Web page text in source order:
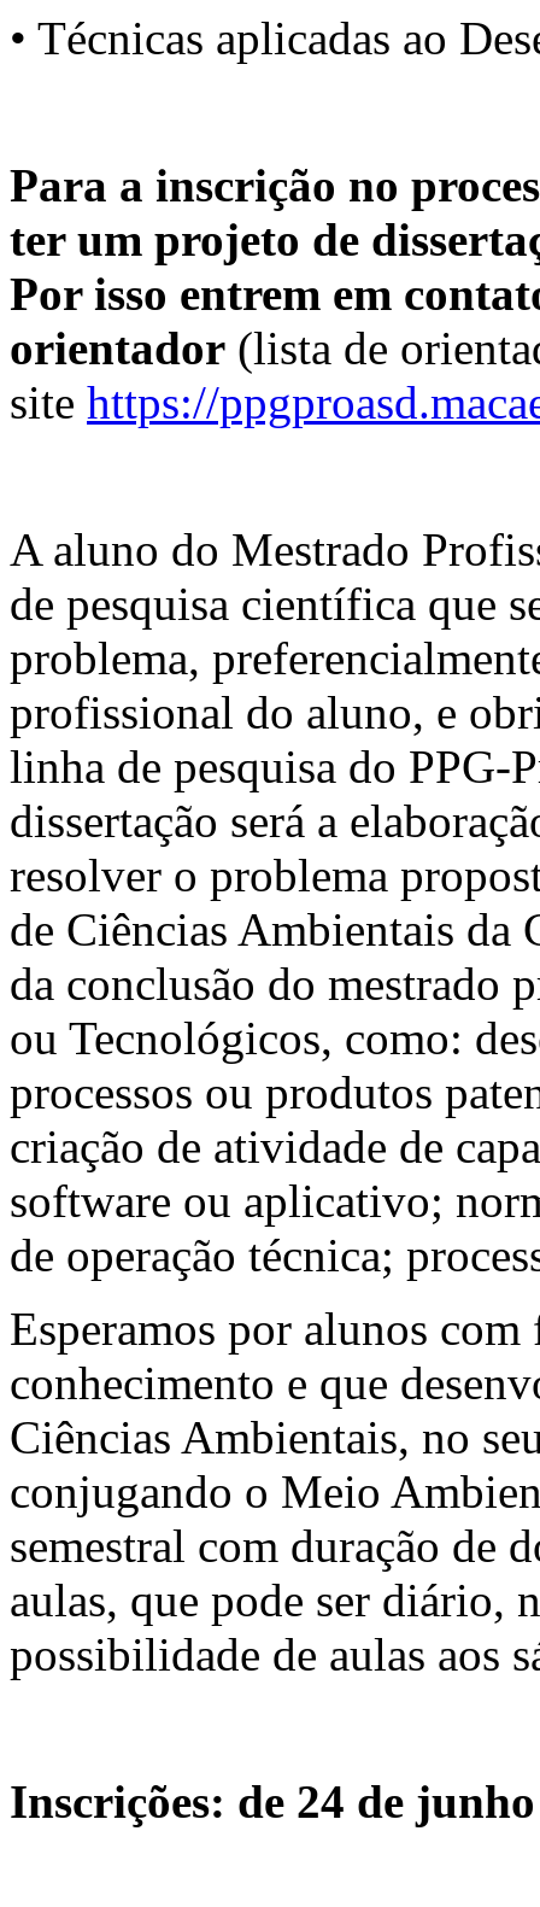
• Técnicas aplicadas ao
Para a inscrição no
ter um projeto de
Por isso entrem em
orientador (lista de
site https://
A aluno do Mestrado
de pesquisa científica que
problema,
profissional do aluno, e
linha de pesquisa do
dissertação será a
resolver o problema
de Ciências Ambientais da
da conclusão do mestrado
ou Tecnológicos, como:
processos ou produtos
criação de atividade de
software ou aplicativo;
de operação técnica;
Esperamos por alunos com
conhecimento e que
Ciências Ambientais, no
conjugando o Meio
semestral com duração de
aulas, que pode ser diário,
possibilidade de aulas aos
Inscrições: de 24 de